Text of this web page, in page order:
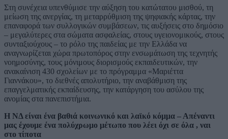
Στη συνέχεια υπενθύμισε την αύξηση του κατώτατου μισθού, τη
μείωση της ανεργίας, τη μεταρρύθμιση της ψηφιακής κάρτας, την
επαναφορά των συλλογικών συμβάσεων, τις αυξήσεις στο δημόσιο
– μεγαλύτερες στα σώματα ασφαλείας, στους υγειονομικούς, στους
συνταξιούχους – το ρόλο της παιδείας με την Ελλάδα να
αναγνωρίζεται χώρα πρωτοπόρος στην ενσωμάτωση της τεχνητής
νοημοσύνης, τους μόνιμους διορισμούς εκπαιδευτικών, την
ανακαίνιση 430 σχολείων με το πρόγραμμα «Μαριέττα
Γιαννάκου», το διεθνές απολυτήριο, την αναβάθμιση της
επαγγελματικής εκπαίδευσης, την κατάργηση του ασύλου της
ανομίας στα πανεπιστήμια.
Η ΝΔ είναι ένα βαθιά κοινωνικό και λαϊκό κόμμα – Απέναντι
μας έχουμε ένα πολύχρωμο μέτωπο που λέει όχι σε όλα , ναι
στο τίποτα